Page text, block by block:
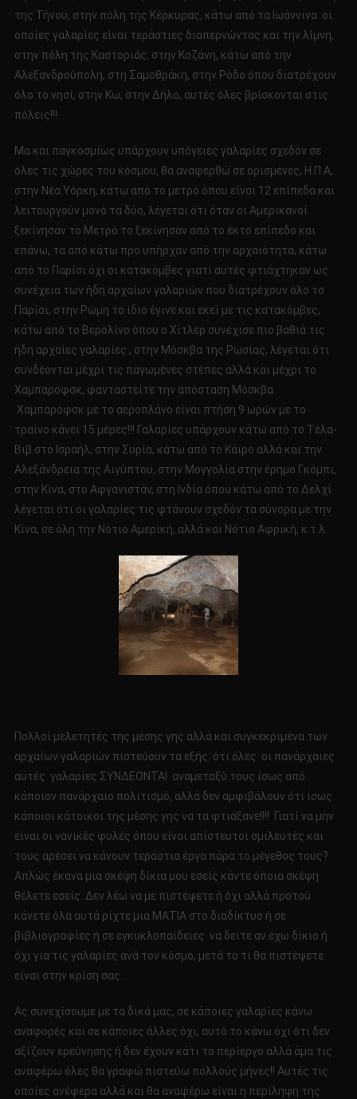
της Τήνου, στην πόλη της Κέρκυρας, κάτω από τα Ιωάννινα οι
οποίες γαλαρίες είναι τεράστιες διαπερνώντας και την λίμνη,
στην πόλη της Καστοριάς, στην Κοζάνη, κάτω από την
Αλεξανδρούπολη, στη Σαμοθράκη, στην Ρόδο όπου διατρέχουν
όλο το νησί, στην Κω, στην Δήλο, αυτές όλες βρίσκονται στις
πόλεις!!!
Μα και παγκοσμίως υπάρχουν υπόγειες γαλαρίες σχεδόν σε
όλες τις χώρες του κόσμου, θα αναφερθώ σε ορισμένες, Η.Π.Α,
στην Νέα Υόρκη, κάτω από το μετρό όπου είναι 12 επίπεδα και
λειτουργούν μονό τα δύο, λέγεται ότι όταν οι Αμερικανοί
ξεκίνησαν το Μετρό το ξεκίνησαν από το έκτο επίπεδο και
επάνω, τα από κάτω προ υπήρχαν από την αρχαιότητα, κάτω
από το Παρίσι όχι οι κατακόμβες γιατί αυτές φτιάχτηκαν ως
συνέχεια των ήδη αρχαίων γαλαριών που διατρέχουν όλο το
Παρίσι, στην Ρώμη το ίδιο έγινε και εκεί με τις κατακόμβες,
κάτω από το Βερολίνο όπου ο Χίτλερ συνέχισε πιο βαθιά τις
ήδη αρχαίες γαλαρίες , στην Μόσκβα της Ρωσίας, λέγεται ότι
συνδέονται μέχρι τις παγωμένες στέπες αλλά και μέχρι το
Χαμπαρόφσκ, φανταστείτε την απόσταση Μόσκβα
Χαμπαρόφσκ με το αεροπλάνο είναι πτήση 9 ωρών με το
τραίνο κάνει 15 μέρες!!! Γαλαρίες υπάρχουν κάτω από το Τέλα-
Βιβ στο Ισραήλ, στην Συρία, κάτω από το Κάιρο αλλά και την
Αλεξάνδρεια της Αιγύπτου, στην Μογγολία στην έρημο Γκόμπι,
στην Κίνα, στο Αφγανιστάν, στη Ινδία όπου κάτω από το Δελχί
λέγεται ότι οι γαλαρίες τις φτάνουν σχεδόν τα σύνορα με την
Κίνα, σε όλη την Νότιο Αμερική, αλλά και Νότιο Αφρική, κ.τ.λ.
Πολλοί μελετητές της μέσης γης αλλά και συγκεκριμένα των
αρχαίων γαλαριών πιστεύουν τα εξής: ότι όλες οι πανάρχαιες
αυτές γαλαρίες ΣΥΝΔΕΟΝΤΑΙ αναμεταξύ τους ίσως από
κάποιον πανάρχαιο πολιτισμό, αλλά δεν αμφιβάλουν ότι ίσως
κάποιοι κάτοικοι της μέσης γης να τα φτιάξανε!!!! Γιατί να μην
είναι οι νανικές φυλές όπου είναι απίστευτοι σμιλευτές και
τους αρέσει να κάνουν τεράστια έργα πάρα το μέγεθος τους?
Απλώς έκανα μια σκέψη δίκια μου εσείς κάντε όποια σκέψη
θέλετε εσείς. Δεν λέω να με πιστέψετε ή όχι αλλά προτού
κάνετε όλα αυτά ρίχτε μια ΜΑΤΙΑ στο διαδίκτυο ή σε
βιβλιογραφίες ή σε εγκυκλοπαίδειες να δείτε αν έχω δίκιο ή
όχι για τις γαλαρίες ανά τον κόσμο, μετά το τι θα πιστέψετε
είναι στην κρίση σας.
Ας συνεχίσουμε με τα δικά μας, σε κάποιες γαλαρίες κάνω
αναφορές και σε κάποιες άλλες όχι, αυτό το κάνω όχι ότι δεν
αξίζουν ερεύνησης ή δεν έχουν κάτι το περίεργο αλλά άμα τις
αναφέρω όλες θα γραφώ πιστεύω πολλούς μήνες!! Αυτές τις
οποίες ανέφερα αλλά και θα αναφέρω είναι η περίληψη της